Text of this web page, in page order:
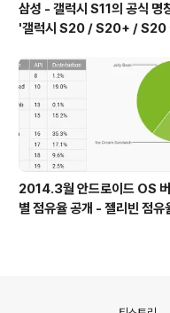
삼성 - 갤럭시 S11의 공식 명
'갤럭시 S20 / S20+ / S20
2014.3월 안드로이드 OS
별 점유율 공개 - 젤리빈 점유